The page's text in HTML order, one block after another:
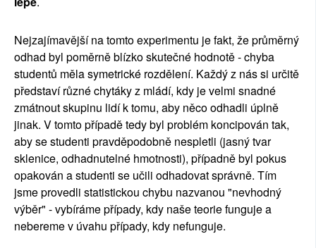
Nejzajímavější na tomto experimentu je fakt, že průměrný
odhad byl poměrně blízko skutečné hodnotě - chyba
studentů měla symetrické rozdělení. Každý z nás si určitě
představí různé chytáky z mládí, kdy je velmi snadné
zmátnout skupinu lidí k tomu, aby něco odhadli úplně
jinak. V tomto případě tedy byl problém koncipován tak,
aby se studenti pravděpodobně nespletli (jasný tvar
sklenice, odhadnutelné hmotnosti), případně byl pokus
opakován a studenti se učili odhadovat správně. Tím
jsme provedli statistickou chybu nazvanou "nevhodný
výběr" - vybíráme případy, kdy naše teorie funguje a
nebereme v úvahu případy, kdy nefunguje.